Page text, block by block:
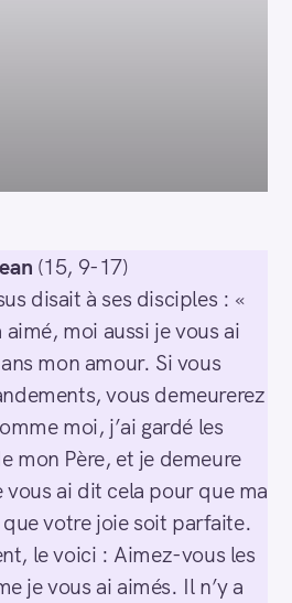
(15, 9-17)
disait à ses disciples : «
aimé, moi aussi je vous ai
mon amour. Si vous
vous demeurerez
moi, j’ai gardé les
mon Père, et je demeure
vous ai dit cela pour que ma
votre joie soit parfaite.
le voici : Aimez-vous les
je vous ai aimés. Il n’y a